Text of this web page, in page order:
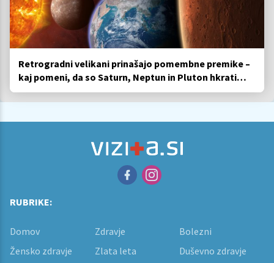
Retrogradni velikani prinašajo pomembne premike –
kaj pomeni, da so Saturn, Neptun in Pluton hkrati
retrogradni?
RUBRIKE:
Domov Zdravje
Bolezni
Žensko zdravje
Zlata leta
Duševno zdravje